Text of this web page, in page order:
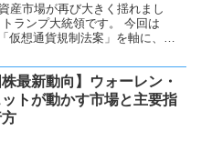
産市場が再び大きく揺れまし
ランプ大統領です。 今回は
仮想通貨規制法案」を軸に、米
株最新動向】ウォーレン・
トが動かす市場と主要指